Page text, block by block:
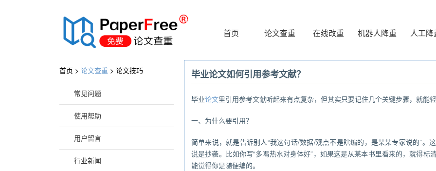
®
首页 论文查重 在线改重 机器人降重 人工降
首页 > 论文查重 > 论文技巧
常见问题
使用帮助
用户留言
行业新闻
毕业论文如何引用参考文献？
毕业论文里引用参考文献听起来有点复杂，但其实只要记住几个关键步骤，就能轻
一、为什么要引用？
简单来说，就是告诉别人“我这句话/数据/观点不是瞎编的，是某某专家说的”。
说是抄袭。比如你写“多喝热水对身体好”，如果这是从某本书里看来的，就得标
能觉得你是随便编的。